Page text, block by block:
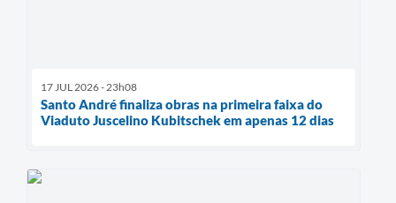
17 JUL 2026 - 23h08
Santo André finaliza obras na primeira faixa do
Viaduto Juscelino Kubitschek em apenas 12 dias